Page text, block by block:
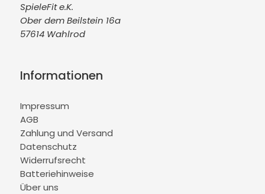
SpieleFit e.K.
Ober dem Beilstein 16a
57614 Wahlrod
Informationen
Impressum
AGB
Zahlung und Versand
Datenschutz
Widerrufsrecht
Batteriehinweise
Über uns